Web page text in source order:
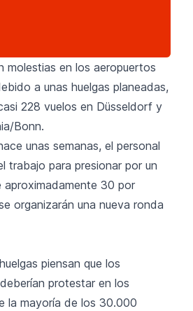
molestias en los aeropuertos
a unas huelgas planeadas,
228 vuelos en Düsseldorf y
Bonn.
unas semanas, el personal
trabajo para presionar por un
aproximadamente 30 por
organizarán una nueva ronda
piensan que los
protestar en los
la mayoría de los 30.000